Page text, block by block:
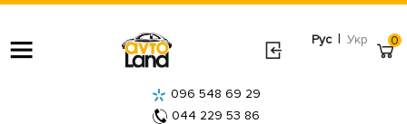
Рус | Укр
096 548 69 29
044 229 53 86
0